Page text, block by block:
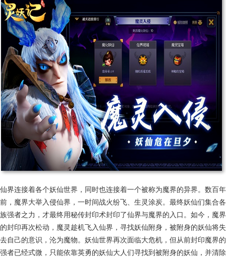
仙界连接着各个妖仙世界，同时也连接着一个被称为魔界的异界。数百年
前，魔界大举入侵仙界，一时间战火纷飞、生灵涂炭。最终妖仙们集合各
族强者之力，才最终用秘传封印术封印了仙界与魔界的入口。如今，魔界
的封印再次松动，魔灵趁机飞入仙界，寻找妖仙附身，被附身的妖仙将失
去自己的意识，沦为魔物。妖仙世界再次面临大危机，但从前封印魔界的
强者已经式微，只能依靠英勇的妖仙大人们寻找到被附身的妖仙，并清除